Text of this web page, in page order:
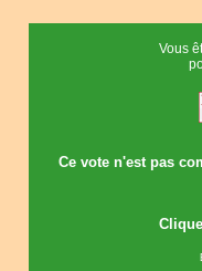
Vous
Ce vote n'est pas